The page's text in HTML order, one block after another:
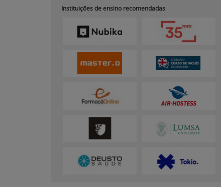
Instituições de ensino recomendadas